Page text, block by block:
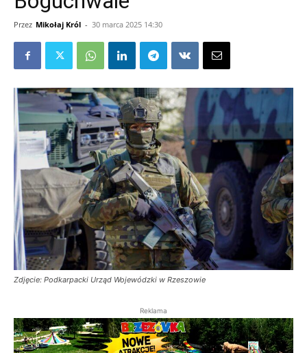
Przez Mikołaj Król - 30 marca 2025 14:30
Zdjęcie: Podkarpacki Urząd Wojewódzki w Rzeszowie
Reklama